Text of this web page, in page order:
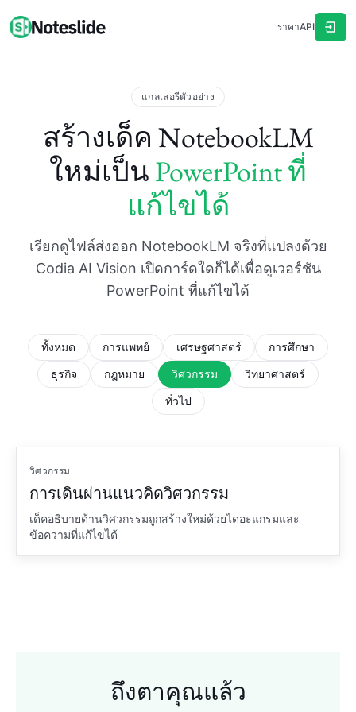
ราคาAPI
แกลเลอรีตัวอย่าง
สร้างเด็ค NotebookLM
ใหม่เป็นPowerPoint ที่
แก้ไขได้
เรียกดูไฟล์ส่งออก NotebookLM จริงที่แปลงด้วย
Codia AI Vision เปิดการ์ดใดก็ได้เพื่อดูเวอร์ชัน
PowerPoint ที่แก้ไขได้
ทั้งหมด การแพทย์ เศรษฐศาสตร์
การศึกษา
ธุรกิจ
กฎหมาย วิศวกรรม
วิทยาศาสตร์
ทั่วไป
วิศวกรรม
การเดินผ่านแนวคิดวิศวกรรม
เด็คอธิบายด้านวิศวกรรมถูกสร้างใหม่ด้วยไดอะแกรมและ
ข้อความที่แก้ไขได้
ถึงตาคุณแล้ว